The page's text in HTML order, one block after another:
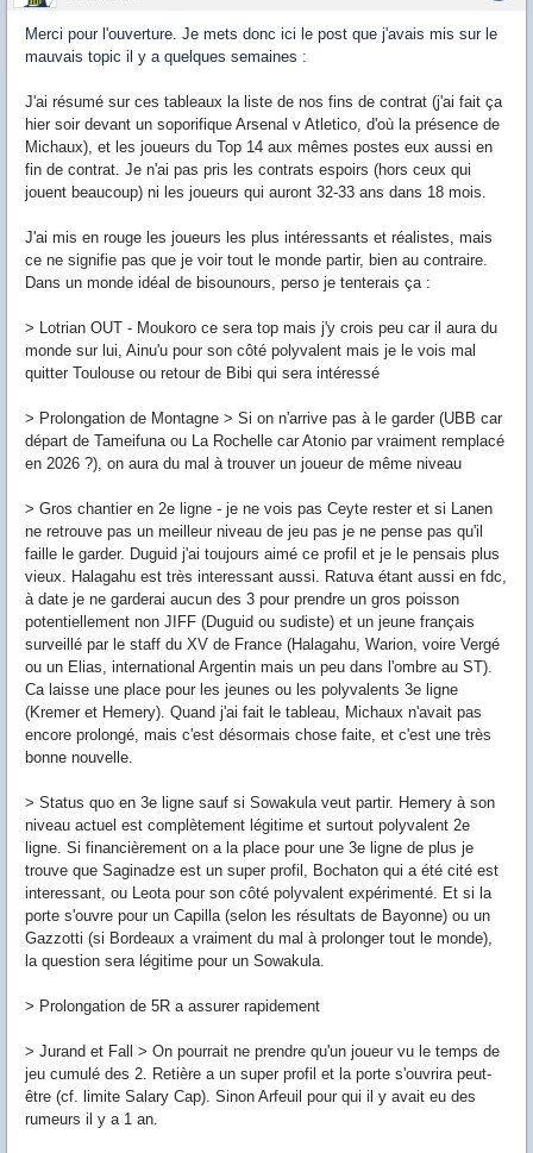
Merci pour l'ouverture. Je mets donc ici le post que j'avais mis sur le
mauvais topic il y a quelques semaines :
J'ai résumé sur ces tableaux la liste de nos fins de contrat (j'ai fait ça
hier soir devant un soporifique Arsenal v Atletico, d'où la présence de
Michaux), et les joueurs du Top 14 aux mêmes postes eux aussi en
fin de contrat. Je n'ai pas pris les contrats espoirs (hors ceux qui
jouent beaucoup) ni les joueurs qui auront 32-33 ans dans 18 mois.
J'ai mis en rouge les joueurs les plus intéressants et réalistes, mais
ce ne signifie pas que je voir tout le monde partir, bien au contraire.
Dans un monde idéal de bisounours, perso je tenterais ça :
> Lotrian OUT - Moukoro ce sera top mais j'y crois peu car il aura du
monde sur lui, Ainu'u pour son côté polyvalent mais je le vois mal
quitter Toulouse ou retour de Bibi qui sera intéressé
> Prolongation de Montagne > Si on n'arrive pas à le garder (UBB car
départ de Tameifuna ou La Rochelle car Atonio par vraiment remplacé
en 2026 ?), on aura du mal à trouver un joueur de même niveau
> Gros chantier en 2e ligne - je ne vois pas Ceyte rester et si Lanen
ne retrouve pas un meilleur niveau de jeu pas je ne pense pas qu'il
faille le garder. Duguid j'ai toujours aimé ce profil et je le pensais plus
vieux. Halagahu est très interessant aussi. Ratuva étant aussi en fdc,
à date je ne garderai aucun des 3 pour prendre un gros poisson
potentiellement non JIFF (Duguid ou sudiste) et un jeune français
surveillé par le staff du XV de France (Halagahu, Warion, voire Vergé
ou un Elias, international Argentin mais un peu dans l'ombre au ST).
Ca laisse une place pour les jeunes ou les polyvalents 3e ligne
(Kremer et Hemery). Quand j'ai fait le tableau, Michaux n'avait pas
encore prolongé, mais c'est désormais chose faite, et c'est une très
bonne nouvelle.
> Status quo en 3e ligne sauf si Sowakula veut partir. Hemery à son
niveau actuel est complètement légitime et surtout polyvalent 2e
ligne. Si financièrement on a la place pour une 3e ligne de plus je
trouve que Saginadze est un super profil, Bochaton qui a été cité est
interessant, ou Leota pour son côté polyvalent expérimenté. Et si la
porte s'ouvre pour un Capilla (selon les résultats de Bayonne) ou un
Gazzotti (si Bordeaux a vraiment du mal à prolonger tout le monde),
la question sera légitime pour un Sowakula.
> Prolongation de 5R a assurer rapidement
> Jurand et Fall > On pourrait ne prendre qu'un joueur vu le temps de
jeu cumulé des 2. Retière a un super profil et la porte s'ouvrira peut-
être (cf. limite Salary Cap). Sinon Arfeuil pour qui il y avait eu des
rumeurs il y a 1 an.